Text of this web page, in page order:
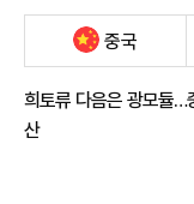
중국
희토류 다음은 광모듈…
산